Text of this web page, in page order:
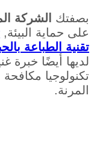
بصفتك الشركة
على حماية البيئة,
تقنية الطباعة
لديها أيضًا خبرة
تكنولوجيا
المرنة.